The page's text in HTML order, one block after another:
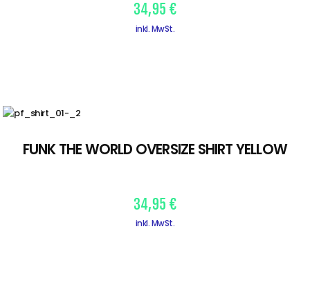
34,95 €
inkl. MwSt.
FUNK THE WORLD OVERSIZE SHIRT YELLOW
34,95 €
inkl. MwSt.